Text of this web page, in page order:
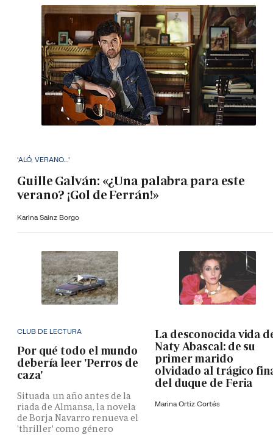
'ALÓ, VERANO...'
Guille Galván: «¿Una palabra para este
verano? ¡Gol de Ferrán!»
Karina Sainz Borgo
CLUB DE LECTURA
Por qué todo el mundo
debería leer 'Perros de
caza'
Situada un año antes de la
riada de Almansa, la novela
de Borja Navarro renueva el
'thriller' como género
La desconocida vida
Naty Abascal: de su
primer marido
olvidado al trágico
del duque de Feria
Marina Ortiz Cortés